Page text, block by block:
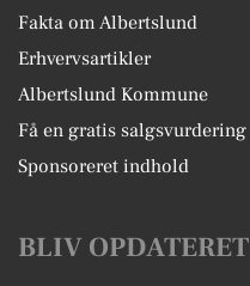
Fakta om Albertslund
Erhvervsartikler
Albertslund Kommune
Få en gratis salgsvurdering
Sponsoreret indhold
BLIV OPDATERET